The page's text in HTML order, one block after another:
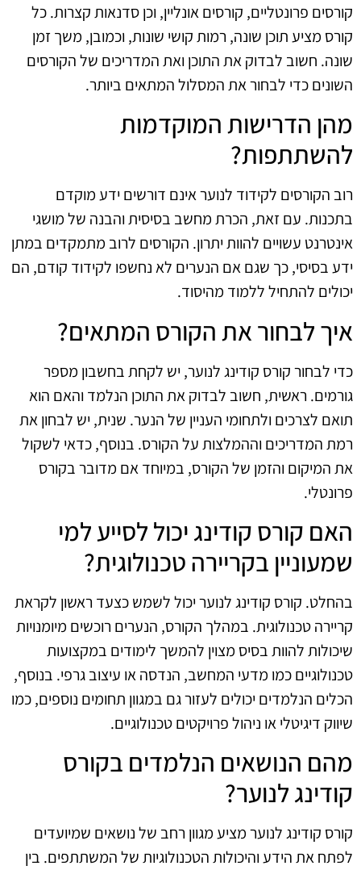
קורסים פרונטליים, קורסים אונליין, וכן סדנאות קצרות. כל
קורס מציע תוכן שונה, רמות קושי שונות, וכמובן, משך זמן
שונה. חשוב לבדוק את התוכן ואת המדריכים של הקורסים
השונים כדי לבחור את המסלול המתאים ביותר.
מהן הדרישות המוקדמות
להשתתפות?
רוב הקורסים לקידוד לנוער אינם דורשים ידע מוקדם
בתכנות. עם זאת, הכרת מחשב בסיסית והבנה של מושגי
אינטרנט עשויים להוות יתרון. הקורסים לרוב מתמקדים במתן
ידע בסיסי, כך שגם אם הנערים לא נחשפו לקידוד קודם, הם
יכולים להתחיל ללמוד מהיסוד.
איך לבחור את הקורס המתאים?
כדי לבחור קורס קודינג לנוער, יש לקחת בחשבון מספר
גורמים. ראשית, חשוב לבדוק את התוכן הנלמד והאם הוא
תואם לצרכים ולתחומי העניין של הנער. שנית, יש לבחון את
רמת המדריכים וההמלצות על הקורס. בנוסף, כדאי לשקול
את המיקום והזמן של הקורס, במיוחד אם מדובר בקורס
פרונטלי.
האם קורס קודינג יכול לסייע למי
שמעוניין בקריירה טכנולוגית?
בהחלט. קורס קודינג לנוער יכול לשמש כצעד ראשון לקראת
קריירה טכנולוגית. במהלך הקורס, הנערים רוכשים מיומנויות
שיכולות להוות בסיס מצוין להמשך לימודים במקצועות
טכנולוגיים כמו מדעי המחשב, הנדסה או עיצוב גרפי. בנוסף,
הכלים הנלמדים יכולים לעזור גם במגוון תחומים נוספים, כמו
שיווק דיגיטלי או ניהול פרויקטים טכנולוגיים.
מהם הנושאים הנלמדים בקורס
קודינג לנוער?
קורס קודינג לנוער מציע מגוון רחב של נושאים שמיועדים
לפתח את הידע והיכולות הטכנולוגיות של המשתתפים. בין